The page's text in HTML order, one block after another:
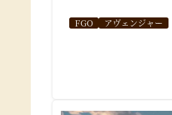
FGO アヴェンジャー